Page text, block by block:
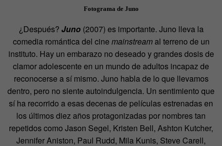
Fotograma de Juno
¿Después? Juno(2007) es importante. Juno lleva la
comedia romántica del cine mainstreamal terreno de un
instituto. Hay un embarazo no deseado y grandes dosis de
clamor adolescente en un mundo de adultos incapaz de
reconocerse a sí mismo. Juno habla de lo que llevamos
dentro, pero no siente autoindulgencia. Un sentimiento que
sí ha recorrido a esas decenas de películas estrenadas en
los últimos diez años protagonizadas por nombres tan
repetidos como Jason Segel, Kristen Bell, Ashton Kutcher,
Jennifer Aniston, Paul Rudd, Mila Kunis, Steve Carell,